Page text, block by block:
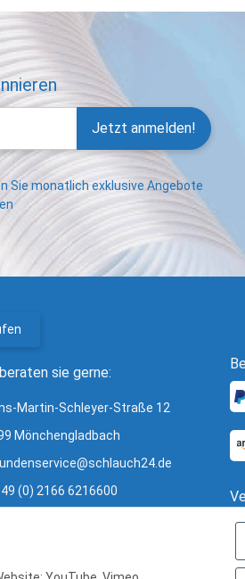
Jetzt anmelden!
Sie monatlich exklusive Angebote
sie gerne:
Martin-Schleyer-Straße 12
Mönchengladbach
(0) 2166 6216600